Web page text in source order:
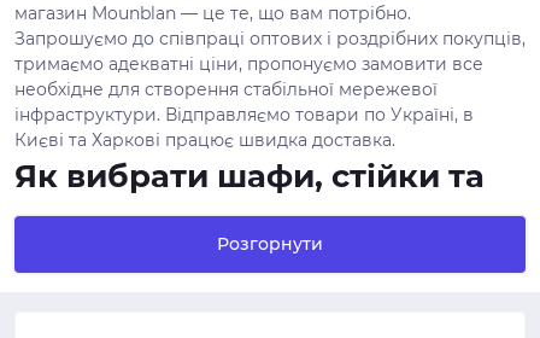
магазин Mounblan — це те, що вам потрібно.
Запрошуємо до співпраці оптових і роздрібних покупців,
тримаємо адекватні ціни, пропонуємо замовити все
необхідне для створення стабільної мережевої
інфраструктури. Відправляємо товари по Україні, в
Києві та Харкові працює швидка доставка.
Як вибрати шафи, стійки та
елементи СКС для вашого
проекту
Розгорнути